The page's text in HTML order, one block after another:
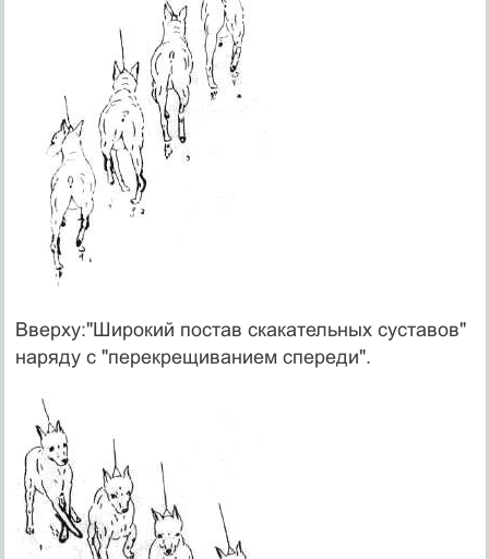
Вверху:"Широкий постав скакательных суставов"
наряду с "перекрещиванием спереди".